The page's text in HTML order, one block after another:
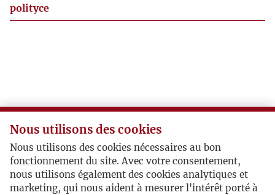
polityce
Nous utilisons des cookies
Nous utilisons des cookies nécessaires au bon
fonctionnement du site. Avec votre consentement,
nous utilisons également des cookies analytiques et
marketing, qui nous aident à mesurer l'intérêt porté à